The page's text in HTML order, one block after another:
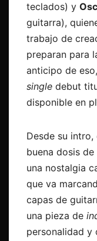
teclados) y
guitarra),
trabajo de
preparan para
anticipo de
single debut
disponible en
Desde su
buena dosis
una nostalgia
que va
capas de
una pieza de
personalidad y